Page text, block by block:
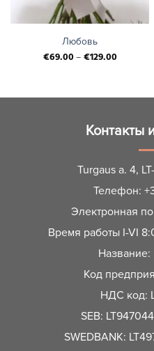
Любовь
€69.00– €129.00
Контакты
Turgaus a. 4,
Телефон:
Электронная
Время работы I-VI
Название:
Код
НДС код:
SEB:
SWEDBANK: